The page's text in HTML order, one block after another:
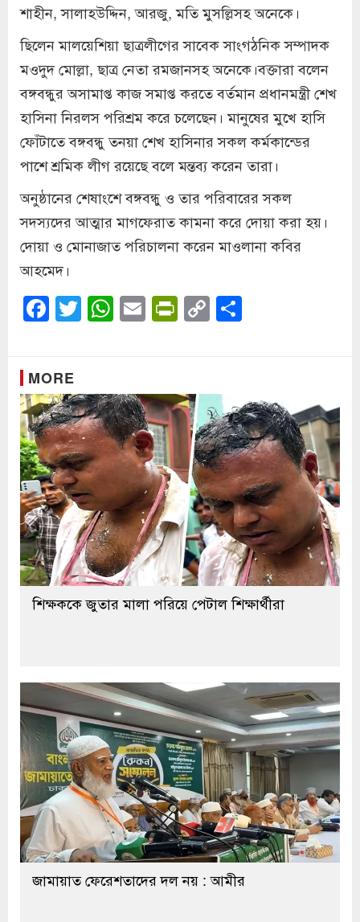
শাহীন, সালাহউদ্দিন, আরজু, মতি মুসল্লিসহ অনেকে।
ছিলেন মালয়েশিয়া ছাত্রলীগের সাবেক সাংগঠনিক সম্পাদক
মওদুদ মোল্লা, ছাত্র নেতা রমজানসহ অনেকে।বক্তারা বলেন
বঙ্গবন্ধুর অসামাপ্ত কাজ সমাপ্ত করতে বর্তমান প্রধানমন্ত্রী শেখ
হাসিনা নিরলস পরিশ্রম করে চলেছেন। মানুষের মুখে হাসি
ফোঁটাতে বঙ্গবন্ধু তনয়া শেখ হাসিনার সকল কর্মকান্ডের
পাশে শ্রমিক লীগ রয়েছে বলে মন্তব্য করেন তারা।
অনুষ্ঠানের শেষাংশে বঙ্গবন্ধু ও তার পরিবারের সকল
সদস্যদের আত্মার মাগফেরাত কামনা করে দোয়া করা হয়।
দোয়া ও মোনাজাত পরিচালনা করেন মাওলানা কবির
আহমেদ।
Facebook
Twitter
WhatsApp
EmailPrintFriendly
Copy
Link
MORE
শিক্ষককে জুতার মালা পরিয়ে পেটাল শিক্ষার্থীরা
জামায়াত ফেরেশতাদের দল নয় : আমীর